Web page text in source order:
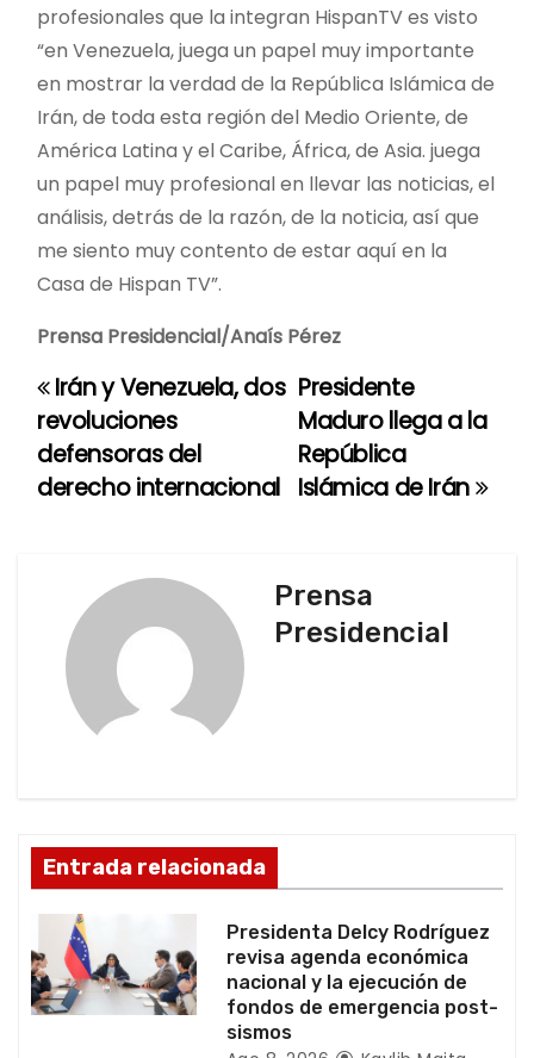
profesionales que la integran HispanTV es visto
“en Venezuela, juega un papel muy importante
en mostrar la verdad de la República Islámica de
Irán, de toda esta región del Medio Oriente, de
América Latina y el Caribe, África, de Asia. juega
un papel muy profesional en llevar las noticias, el
análisis, detrás de la razón, de la noticia, así que
me siento muy contento de estar aquí en la
Casa de Hispan TV”.
Prensa Presidencial/Anaís Pérez
N
a
v
n
d
e
e
Presidente
Maduro llega a la
República
Islámica de Irán
Irán y Venezuela, dos
revoluciones
defensoras del
derecho internacional
Prensa
Presidencial
Entrada relacionada
Presidenta Delcy Rodríguez
revisa agenda económica
nacional y la ejecución de
fondos de emergencia post-
sismos